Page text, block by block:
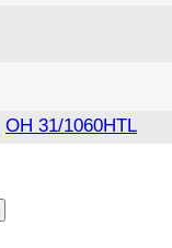
OH 31/1060HTL